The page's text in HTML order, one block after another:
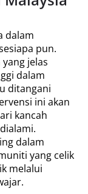
dalam
pun.
jelas
dalam
ditangani
ini akan
kancah
dalam
yang celik
melalui